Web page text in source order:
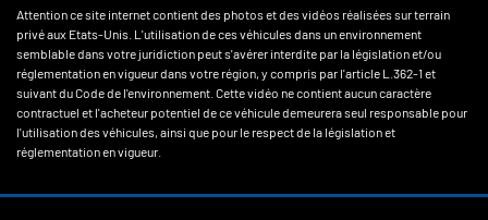
Attention ce site internet contient des photos et des vidéos réalisées sur terrain
privé aux Etats-Unis. L'utilisation de ces véhicules dans un environnement
semblable dans votre juridiction peut s'avérer interdite par la législation et/ou
réglementation en vigueur dans votre région, y compris par l'article L.362-1 et
suivant du Code de l'environnement. Cette vidéo ne contient aucun caractère
contractuel et l'acheteur potentiel de ce véhicule demeurera seul responsable pour
l'utilisation des véhicules, ainsi que pour le respect de la législation et
réglementation en vigueur.